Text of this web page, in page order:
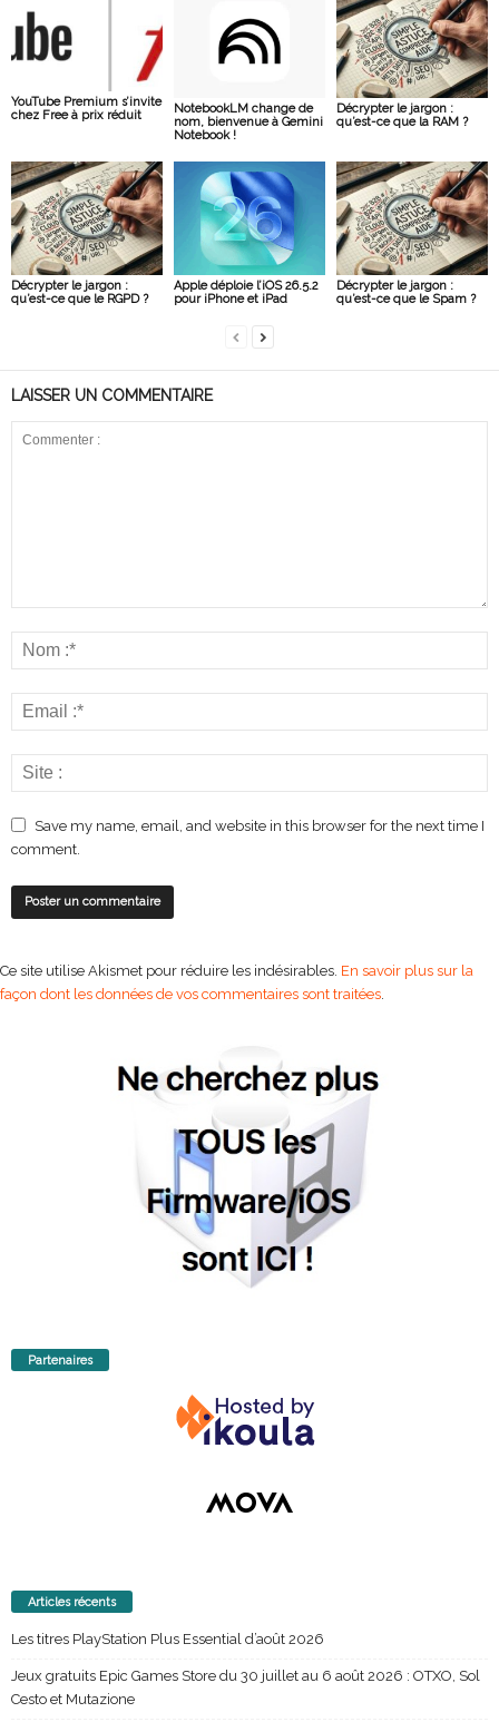
YouTube Premium s’invite
chez Free à prix réduit
NotebookLM change de
nom, bienvenue à Gemini
Notebook !
Décrypter le jargon :
qu’est-ce que la RAM ?
Décrypter le jargon :
qu’est-ce que le RGPD ?
Apple déploie l’iOS 26.5.2
pour iPhone et iPad
Décrypter le jargon :
qu’est-ce que le Spam ?
LAISSER UN COMMENTAIRE
Save my name, email, and website in this browser for the next time I
comment.
Ce site utilise Akismet pour réduire les indésirables. En savoir plus sur la
façon dont les données de vos commentaires sont traitées
Partenaires
Articles récents
Les titres PlayStation Plus Essential d’août 2026
Jeux gratuits Epic Games Store du 30 juillet au 6 août 2026 : OTXO, Sol
Cesto et Mutazione